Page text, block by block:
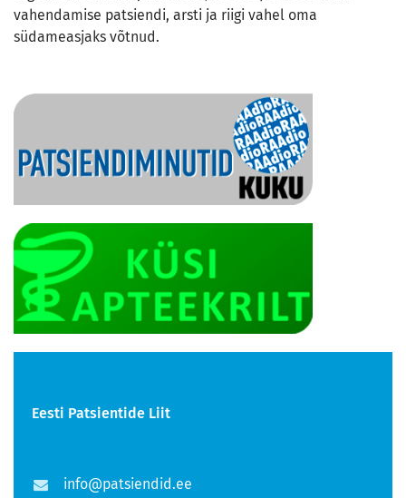
vahendamise patsiendi, arsti ja riigi vahel oma
südameasjaks võtnud.
Eesti Patsientide Liit
info@patsiendid.ee